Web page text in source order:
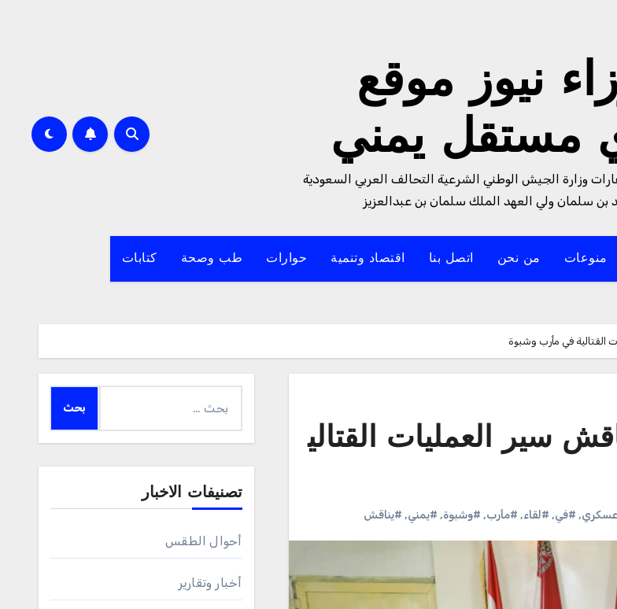
نيوز موقع
مستقل يمني
وزارة الجيش الوطني الشرعية التحالف العربي السعودية
بن سلمان ولي العهد الملك سلمان بن عبدالعزيز
منوعات من نحن اتصل بنا اقتصاد وتنمية حوارات طب وصحة كتابات
في مأرب وشبوة
سير العمليات القتالي
, #في, #لقاء, #مأرب, #وشبوة, #يمني, #يناقش
عن:
تصنيفات الاخبار
أحوال الطقس
أخبار وتقارير